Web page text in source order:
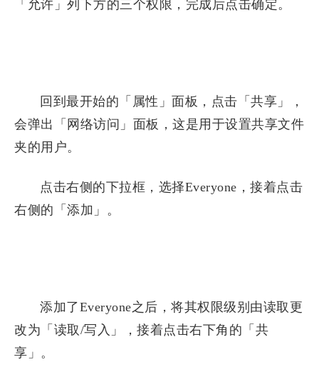
「允许」列下方的三个权限，完成后点击确定。
回到最开始的「属性」面板，点击「共享」，
会弹出「网络访问」面板，这是用于设置共享文件
夹的用户。
点击右侧的下拉框，选择Everyone，接着点击
右侧的「添加」。
添加了Everyone之后，将其权限级别由读取更
改为「读取/写入」，接着点击右下角的「共
享」。